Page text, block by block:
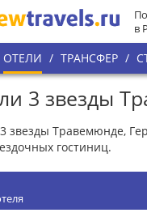
в
ОТЕЛИ / ТРАНСФЕР /
3 звезды
звезды Травемюнде,
гостиниц.